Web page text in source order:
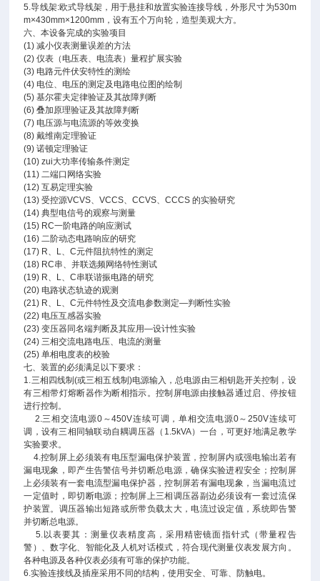
5.导线架:欧式导线架，用于悬挂和放置实验连接导线，外形尺寸为530m
m×430mm×1200mm，设有五个万向轮，造型美观大方。
六、本设备完成的实验项目
(1) 减小仪表测量误差的方法
(2) 仪表（电压表、电流表）量程扩展实验
(3) 电路元件伏安特性的测绘
(4) 电位、电压的测定及电路电位图的绘制
(5) 基尔霍夫定律验证及其故障判断
(6) 叠加原理验证及其故障判断
(7) 电压源与电流源的等效变换
(8) 戴维南定理验证
(9) 诺顿定理验证
(10) zui大功率传输条件测定
(11) 二端口网络实验
(12) 互易定理实验
(13) 受控源VCVS、VCCS、CCVS、CCCS 的实验研究
(14) 典型电信号的观察与测量
(15) RC一阶电路的响应测试
(16) 二阶动态电路响应的研究
(17) R、L、C元件阻抗特性的测定
(18) RC串、并联选频网络特性测试
(19) R、L、C串联谐振电路的研究
(20) 电路状态轨迹的观测
(21) R、L、C元件特性及交流电参数测定—判断性实验
(22) 电压互感器实验
(23) 变压器同名端判断及其应用—设计性实验
(24) 三相交流电路电压、电流的测量
(25) 单相电度表的校验
七、装置的必须满足以下要求：
1.三相四线制(或三相五线制)电源输入，总电源由三相钥匙开关控制，设
有三相带灯熔断器作为断相指示。控制屏电源由接触器通过启、停按钮
进行控制。
2.三相交流电源0～450V连续可调，单相交流电源0～250V连续可
调，设有三相同轴联动自耦调压器（1.5kVA）一台，可更好地满足教学
实验要求。
4.控制屏上必须装有电压型漏电保护装置，控制屏内或强电输出若有
漏电现象，即产生告警信号并切断总电源，确保实验进程安全；控制屏
上必须装有一套电流型漏电保护器，控制屏若有漏电现象，当漏电流过
一定值时，即切断电源；控制屏上三相调压器副边必须设有一套过流保
护装置。调压器输出短路或所带负载太大，电流过设定值，系统即告警
并切断总电源。
5.以表要其：测量仪表精度高，采用精密镜面指针式（带量程告
警）、数字化、智能化及人机对话模式，符合现代测量仪表发展方向。
各种电源及各种仪表必须有可靠的保护功能。
6.实验连接线及插座采用不同的结构，使用安全、可靠、防触电。